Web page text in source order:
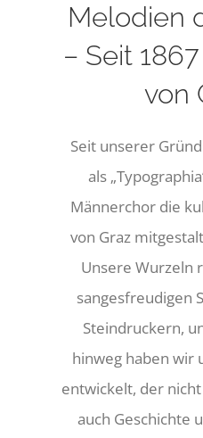
Melodien
– Seit
von
Seit unserer
als
Männerchor die
von Graz
Unsere Wurzeln
sangesfreudigen
Steindruckern,
hinweg haben wir
entwickelt, der
auch Geschichte